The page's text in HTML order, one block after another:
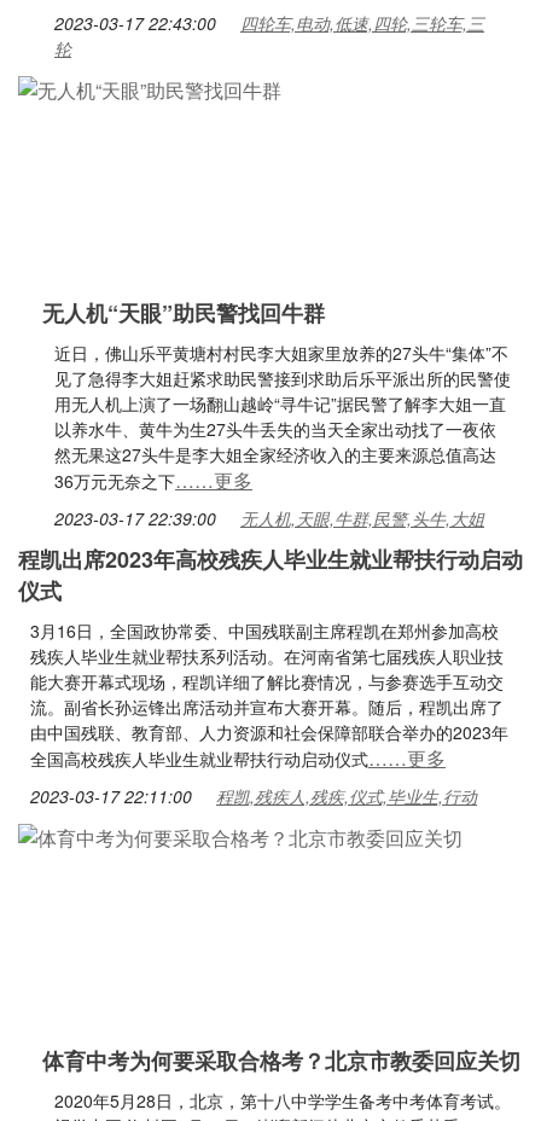
2023-03-17 22:43:00
四轮车,电动,低速,四轮,三轮车,三
轮
无人机“天眼”助民警找回牛群
近日，佛山乐平黄塘村村民李大姐家里放养的27头牛“集体”不
见了急得李大姐赶紧求助民警接到求助后乐平派出所的民警使
用无人机上演了一场翻山越岭“寻牛记”据民警了解李大姐一直
以养水牛、黄牛为生27头牛丢失的当天全家出动找了一夜依
然无果这27头牛是李大姐全家经济收入的主要来源总值高达
36万元无奈之下……更多
2023-03-17 22:39:00 无人机,天眼,牛群,民警,头牛,大姐
程凯出席2023年高校残疾人毕业生就业帮扶行动启动
仪式
3月16日，全国政协常委、中国残联副主席程凯在郑州参加高校
残疾人毕业生就业帮扶系列活动。在河南省第七届残疾人职业技
能大赛开幕式现场，程凯详细了解比赛情况，与参赛选手互动交
流。副省长孙运锋出席活动并宣布大赛开幕。随后，程凯出席了
由中国残联、教育部、人力资源和社会保障部联合举办的2023年
全国高校残疾人毕业生就业帮扶行动启动仪式……更多
2023-03-17 22:11:00 程凯,残疾人,残疾,仪式,毕业生,行动
体育中考为何要采取合格考？北京市教委回应关切
2020年5月28日，北京，第十八中学学生备考中考体育考试。